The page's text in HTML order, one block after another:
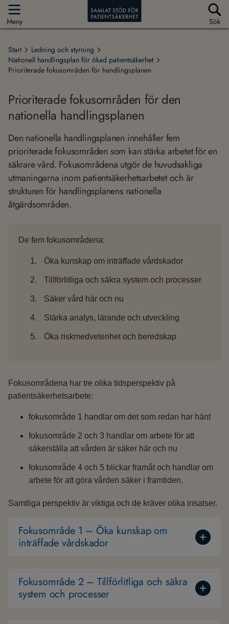
Meny Sök
Start
Ledning och styrning
Nationell handlingsplan för ökad patientsäkerhet
Prioriterade fokusområden för handlingsplanen
Prioriterade fokusområden för den
nationella handlingsplanen
Den nationella handlingsplanen innehåller fem
prioriterade fokusområden som kan stärka arbetet för en
säkrare vård. Fokusområdena utgör de huvudsakliga
utmaningarna inom patientsäkerhetsarbetet och är
strukturen för handlingsplanens nationella
åtgärdsområden.
De fem fokusområdena:
Öka kunskap om inträffade vårdskador
Tillförlitliga och säkra system och processer
Säker vård här och nu
Stärka analys, lärande och utveckling
Öka riskmedvetenhet och beredskap
Fokusområdena har tre olika tidsperspektiv på
patientsäkerhetsarbete:
fokusområde 1 handlar om det som redan har hänt
fokusområde 2 och 3 handlar om arbete för att
säkerställa att vården är säker här och nu
fokusområde 4 och 5 blickar framåt och handlar om
arbete för att göra vården säker i framtiden.
Samtliga perspektiv är viktiga och de kräver olika insatser.
Fokusområde 1 – Öka kunskap om
inträffade vårdskador
Fokusområde 2 – Tillförlitliga och säkra
system och processer